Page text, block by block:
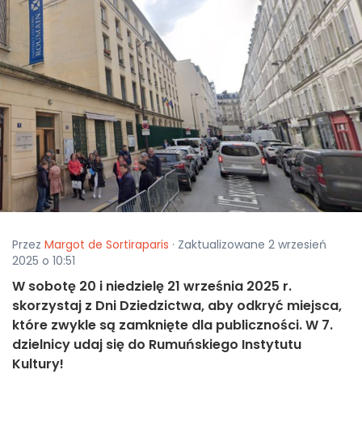
Przez Margot de Sortiraparis · Zaktualizowane 2 wrzesień
2025 o 10:51
W sobotę 20 i niedzielę 21 września 2025 r.
skorzystaj z Dni Dziedzictwa, aby odkryć miejsca,
które zwykle są zamknięte dla publiczności. W 7.
dzielnicy udaj się do Rumuńskiego Instytutu
Kultury!